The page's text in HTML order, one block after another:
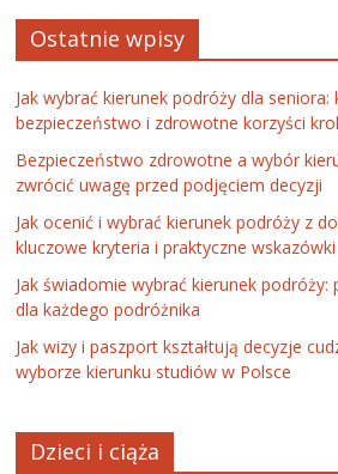
Ostatnie wpisy
Jak wybrać kierunek podróży dla
bezpieczeństwo i zdrowotne korzyści
Bezpieczeństwo zdrowotne a wybór
zwrócić uwagę przed podjęciem decyzji
Jak ocenić i wybrać kierunek podróży z
kluczowe kryteria i praktyczne wskazówki
Jak świadomie wybrać kierunek
dla każdego podróżnika
Jak wizy i paszport kształtują decyzje
wyborze kierunku studiów w Polsce
Dzieci i ciąża